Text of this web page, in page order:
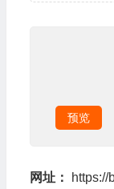
预览
网址： https://